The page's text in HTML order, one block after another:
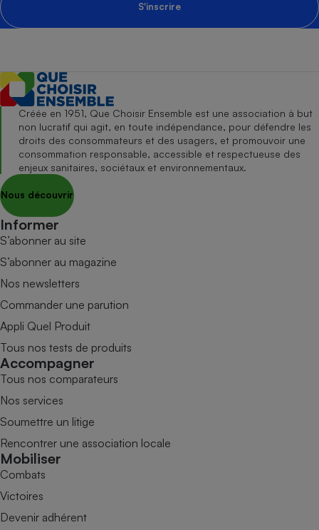
S'inscrire
Créée en 1951, Que Choisir Ensemble est une association à but
non lucratif qui agit, en toute indépendance, pour défendre les
droits des consommateurs et des usagers, et promouvoir une
consommation responsable, accessible et respectueuse des
enjeux sanitaires, sociétaux et environnementaux.
Nous découvrir
Informer
S’abonner au site
S’abonner au magazine
Nos newsletters
Commander une parution
Appli Quel Produit
Tous nos tests de produits
Accompagner
Tous nos comparateurs
Nos services
Soumettre un litige
Rencontrer une association locale
Mobiliser
Combats
Victoires
Devenir adhérent